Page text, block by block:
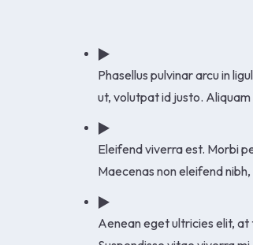
Phasellus pulvinar arcu in
ut, volutpat id justo.
Eleifend viverra est. Morbi
Maecenas non eleifend
Aenean eget ultricies elit, at